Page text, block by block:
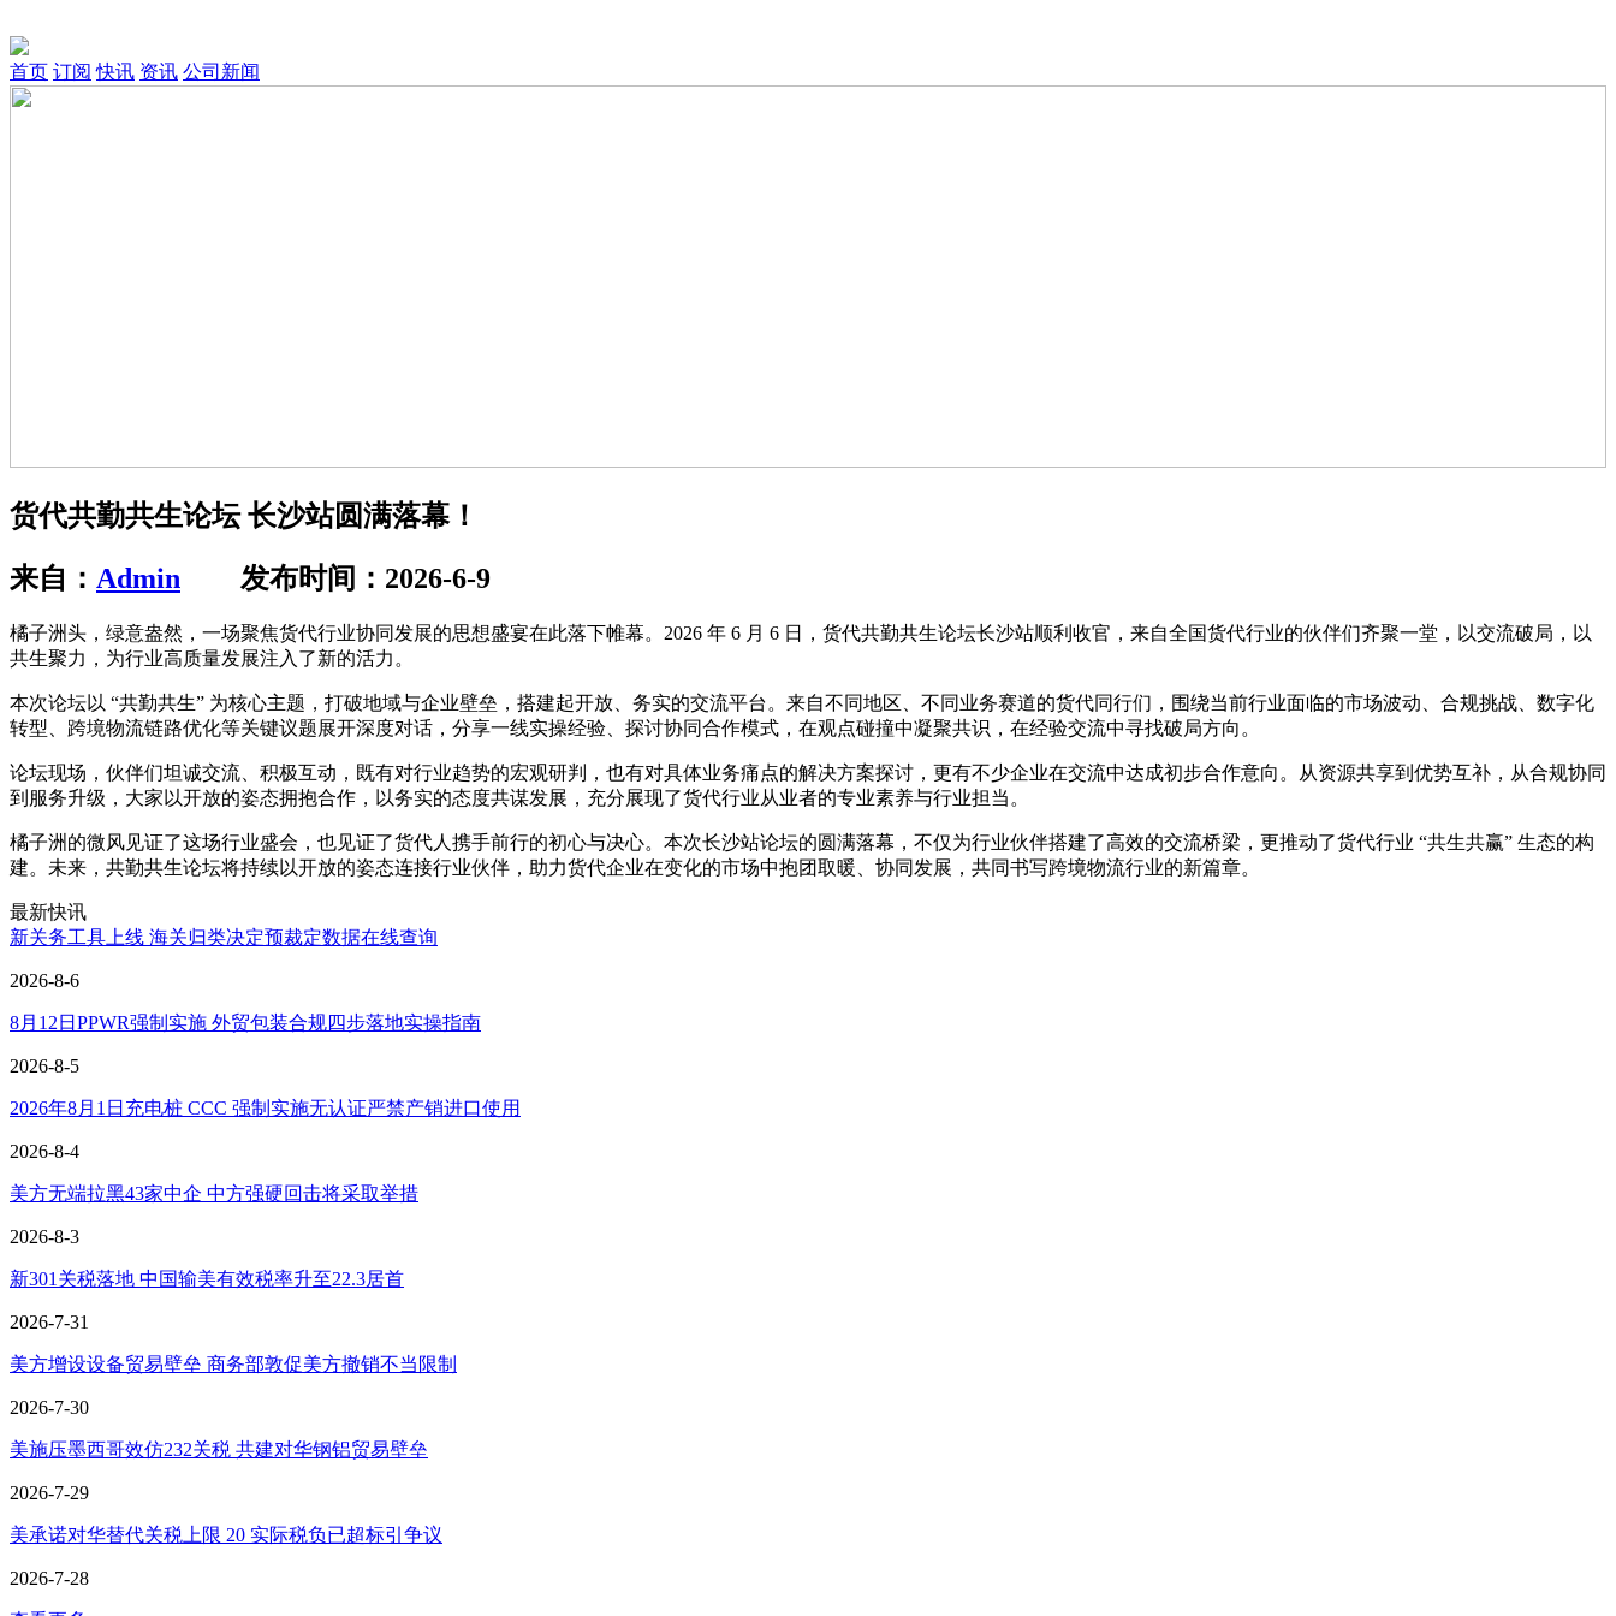
首页 订阅 快讯 资讯 公司新闻
货代共勤共生论坛 长沙站圆满落幕！
来自： Admin 发布时间：2026-6-9
橘子洲头，绿意盎然，一场聚焦货代行业协同发展的思想盛宴在此落下帷幕。2026 年 6 月 6 日，货代共勤共生论坛长沙站顺利收官，来自全国货代行业的伙伴们齐聚一堂，以交流破局，以
共生聚力，为行业高质量发展注入了新的活力。
本次论坛以 “共勤共生” 为核心主题，打破地域与企业壁垒，搭建起开放、务实的交流平台。来自不同地区、不同业务赛道的货代同行们，围绕当前行业面临的市场波动、合规挑战、数字化
转型、跨境物流链路优化等关键议题展开深度对话，分享一线实操经验、探讨协同合作模式，在观点碰撞中凝聚共识，在经验交流中寻找破局方向。
论坛现场，伙伴们坦诚交流、积极互动，既有对行业趋势的宏观研判，也有对具体业务痛点的解决方案探讨，更有不少企业在交流中达成初步合作意向。从资源共享到优势互补，从合规协同
到服务升级，大家以开放的姿态拥抱合作，以务实的态度共谋发展，充分展现了货代行业从业者的专业素养与行业担当。
橘子洲的微风见证了这场行业盛会，也见证了货代人携手前行的初心与决心。本次长沙站论坛的圆满落幕，不仅为行业伙伴搭建了高效的交流桥梁，更推动了货代行业 “共生共赢” 生态的构
建。未来，共勤共生论坛将持续以开放的姿态连接行业伙伴，助力货代企业在变化的市场中抱团取暖、协同发展，共同书写跨境物流行业的新篇章。
最新快讯
新关务工具上线 海关归类决定预裁定数据在线查询
2026-8-6
8月12日PPWR强制实施 外贸包装合规四步落地实操指南
2026-8-5
2026年8月1日充电桩 CCC 强制实施无认证严禁产销进口使用
2026-8-4
美方无端拉黑43家中企 中方强硬回击将采取举措
2026-8-3
新301关税落地 中国输美有效税率升至22.3居首
2026-7-31
美方增设设备贸易壁垒 商务部敦促美方撤销不当限制
2026-7-30
美施压墨西哥效仿232关税 共建对华钢铝贸易壁垒
2026-7-29
美承诺对华替代关税上限 20 实际税负已超标引争议
2026-7-28